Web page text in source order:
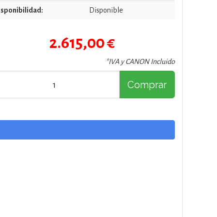
Disponible
2.615,00 €
*IVA y CANON Incluido
Comprar